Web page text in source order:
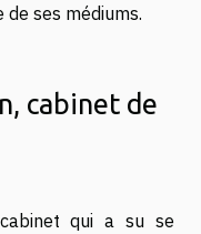
ses médiums.
cabinet de
qui a su se